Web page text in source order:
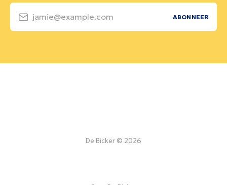
jamie@example.com ABONNEER
De Bicker © 2026